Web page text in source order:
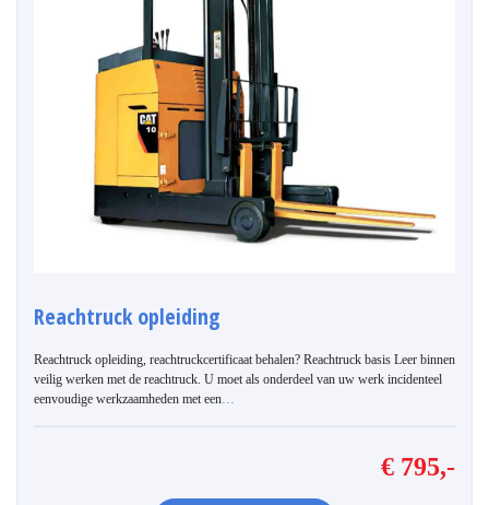
Reachtruck opleiding
Reachtruck opleiding, reachtruckcertificaat behalen? Reachtruck basis Leer binnen
veilig werken met de reachtruck. U moet als onderdeel van uw werk incidenteel
eenvoudige werkzaamheden met een…
€ 795,-